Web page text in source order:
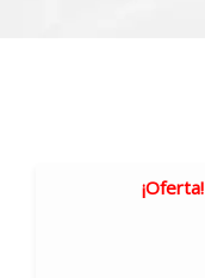
¡Oferta!